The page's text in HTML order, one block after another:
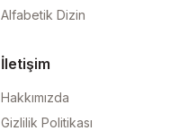
Alfabetik Dizin
İletişim
Hakkımızda
Gizlilik Politikası